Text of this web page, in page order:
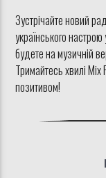
Зустрічайте новий
українського
будете на музичній
Тримайтесь хвилі
позитивом!